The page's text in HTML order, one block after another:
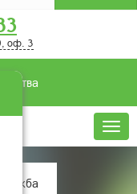
оф. 3
Дружба